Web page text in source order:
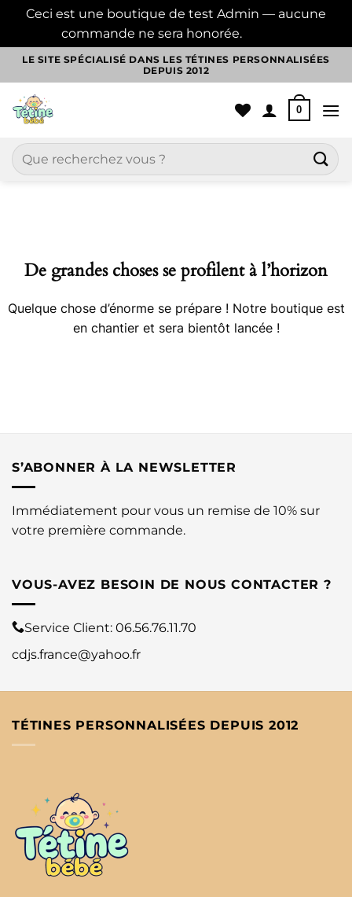
Ceci est une boutique de test Admin — aucune
commande ne sera honorée.
Passer
contenu
LE SITE SPÉCIALISÉ DANS LES TÉTINES PERSONNALISÉES
DEPUIS 2012
0
Recherche
pour :
De grandes choses se profilent à l’horizon
Quelque chose d’énorme se prépare ! Notre boutique est
en chantier et sera bientôt lancée !
S’ABONNER À LA NEWSLETTER
Immédiatement pour vous un remise de 10% sur
votre première commande.
VOUS-AVEZ BESOIN DE NOUS CONTACTER ?
Service Client: 06.56.76.11.70
cdjs.france@yahoo.fr
TÉTINES PERSONNALISÉES DEPUIS 2012